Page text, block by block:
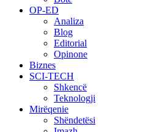
OP-ED
Analiza
Blog
Editorial
Opinone
Biznes
SCI-TECH
Shkencë
Teknologji
Mirëqenie
Shëndetësi